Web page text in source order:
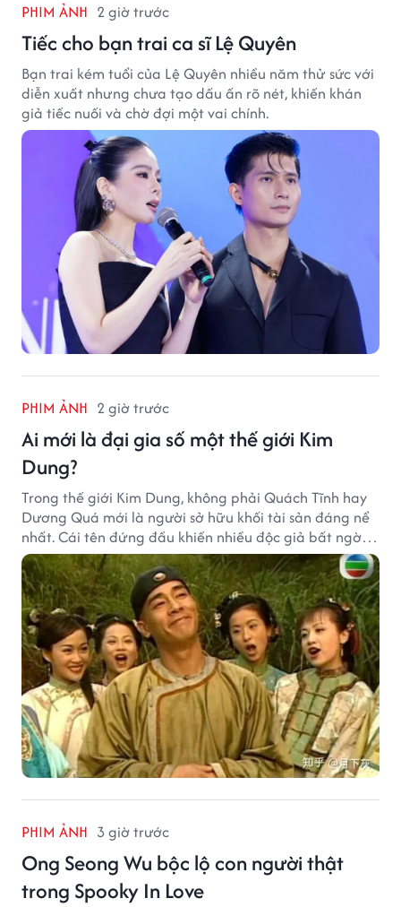
PHIM ẢNH 2 giờ trước
Tiếc cho bạn trai ca sĩ Lệ Quyên
Bạn trai kém tuổi của Lệ Quyên nhiều năm thử sức với
diễn xuất nhưng chưa tạo dấu ấn rõ nét, khiến khán
giả tiếc nuối và chờ đợi một vai chính.
PHIM ẢNH 2 giờ trước
Ai mới là đại gia số một thế giới Kim
Dung?
Trong thế giới Kim Dung, không phải Quách Tĩnh hay
Dương Quá mới là người sở hữu khối tài sản đáng nể
nhất. Cái tên đứng đầu khiến nhiều độc giả bất ngờ
bởi xuất thân của nhân vật này hoàn toàn không
giống một đại hiệp.
PHIM ẢNH 3 giờ trước
Ong Seong Wu bộc lộ con người thật
trong Spooky In Love